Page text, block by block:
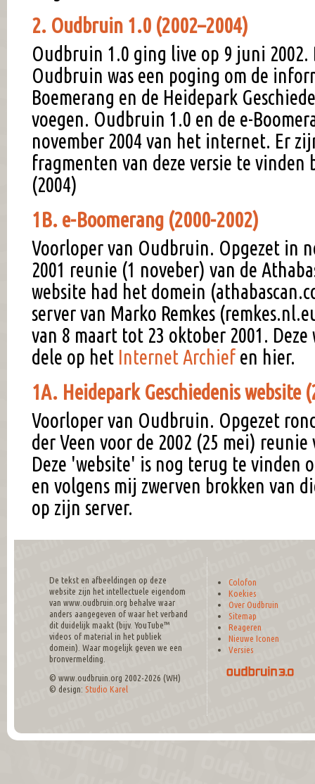
2. Oudbruin 1.0 (2002–2004)
Oudbruin 1.0 ging live op 9 juni 2002.
Oudbruin was een poging om de
Boemerang en de Heidepark
voegen. Oudbruin 1.0 en de e-
november 2004 van het internet. Er
fragmenten van deze versie te
(2004)
1B. e-Boomerang (2000-2002)
Voorloper van Oudbruin. Opgezet in
2001 reunie (1 noveber) van de
website had het domein
server van Marko Remkes
van 8 maart tot 23 oktober 2001.
dele op het Internet Archief en hier.
1A. Heidepark Geschiedenis website
Voorloper van Oudbruin. Opgezet
der Veen voor de 2002 (25 mei)
Deze 'website' is nog terug te vinden
en volgens mij zwerven brokken van
op zijn server.
De tekst en afbeeldingen op deze
website zijn het intellectuele eigendom
van www.oudbruin.org behalve waar
anders aangegeven of waar het verband
dit duidelijk maakt (bijv. YouTube™
videos of material in het publiek
domein). Waar mogelijk geven we een
bronvermelding.
© www.oudbruin.org 2002-2026 (WH)
© design: Studio Karel
Colofon
Koekies
Over Oudbruin
Sitemap
Reageren
Nieuwe Iconen
Versies